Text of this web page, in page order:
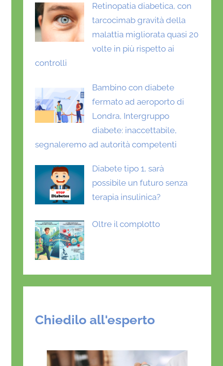
Retinopatia diabetica, con
tarcocimab gravità della
malattia migliorata quasi 20
volte in più rispetto ai
controlli
Bambino con diabete
fermato ad aeroporto di
Londra, Intergruppo
diabete: inaccettabile,
segnaleremo ad autorità competenti
Diabete tipo 1, sarà
possibile un futuro senza
terapia insulinica?
Oltre il complotto
Chiedilo all'esperto